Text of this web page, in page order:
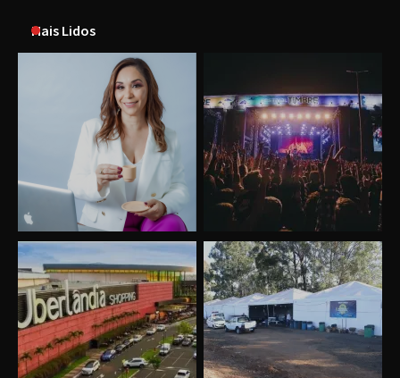
Mais Lidos